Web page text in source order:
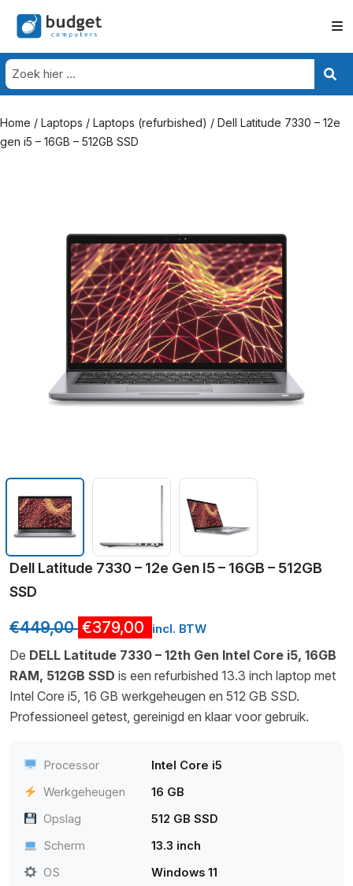
Home / Laptops / Laptops (refurbished) / Dell Latitude 7330 – 12e
gen i5 – 16GB – 512GB SSD
Dell Latitude 7330 – 12e Gen I5 – 16GB – 512GB
SSD
€449,00 €379,00 incl. BTW
De DELL Latitude 7330 – 12th Gen Intel Core i5, 16GB
RAM, 512GB SSD is een refurbished 13.3 inch laptop met
Intel Core i5, 16 GB werkgeheugen en 512 GB SSD.
Professioneel getest, gereinigd en klaar voor gebruik.
Processor
Intel Core i5
Werkgeheugen
16 GB
Opslag
512 GB SSD
Scherm
13.3 inch
OS
Windows 11